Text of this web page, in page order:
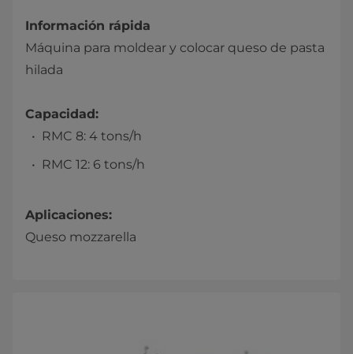
Información rápida
Máquina para moldear y colocar queso de pasta
hilada
Capacidad:
RMC 8: 4 tons/h
RMC 12: 6 tons/h
Aplicaciones:
Queso mozzarella